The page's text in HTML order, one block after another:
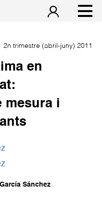
2n trimestre (abril-juny) 2011
en
mesura i
Sánchez